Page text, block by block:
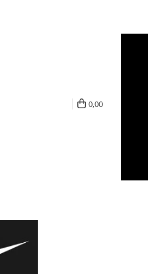
0,00